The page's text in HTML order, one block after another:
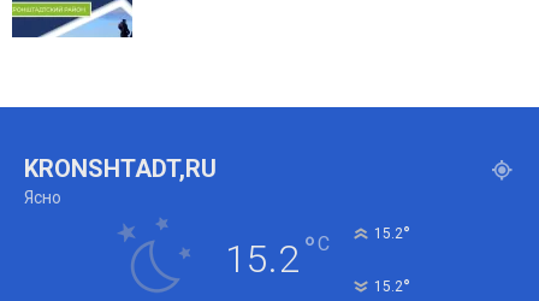
KRONSHTADT,RU
Ясно
15.2°C 15.2°
15.2°